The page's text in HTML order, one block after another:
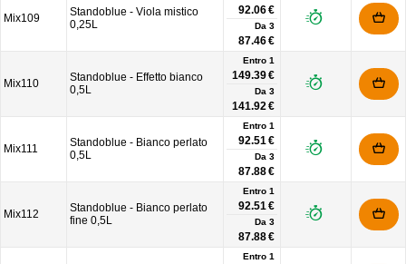
Mix109
Standoblue - Viola mistico
0,25L
92.06 €
Da 3
87.46 €
Mix110
Standoblue - Effetto bianco
0,5L
Entro 1
149.39 €
Da 3
141.92 €
Mix111
Standoblue - Bianco perlato
0,5L
Entro 1
92.51 €
Da 3
87.88 €
Mix112
Standoblue - Bianco perlato
fine 0,5L
Entro 1
92.51 €
Da 3
87.88 €
Entro 1